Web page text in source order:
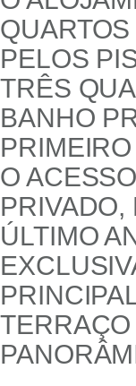
PELOS
TRÊS
BANHO
O
PRIVADO,
ÚLTIMO